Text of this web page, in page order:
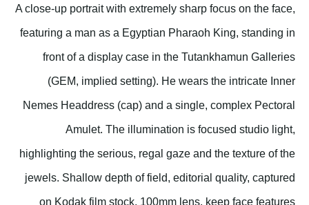
A close-up portrait with extremely sharp focus on the face,
featuring a man as a Egyptian Pharaoh King, standing in
front of a display case in the Tutankhamun Galleries
(GEM, implied setting). He wears the intricate Inner
Nemes Headdress (cap) and a single, complex Pectoral
Amulet. The illumination is focused studio light,
highlighting the serious, regal gaze and the texture of the
jewels. Shallow depth of field, editorial quality, captured
on Kodak film stock, 100mm lens. keep face features